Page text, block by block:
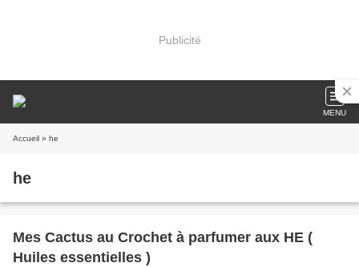
Publicité
MENU
Accueil » he
he
Mes Cactus au Crochet à parfumer aux HE (
Huiles essentielles )